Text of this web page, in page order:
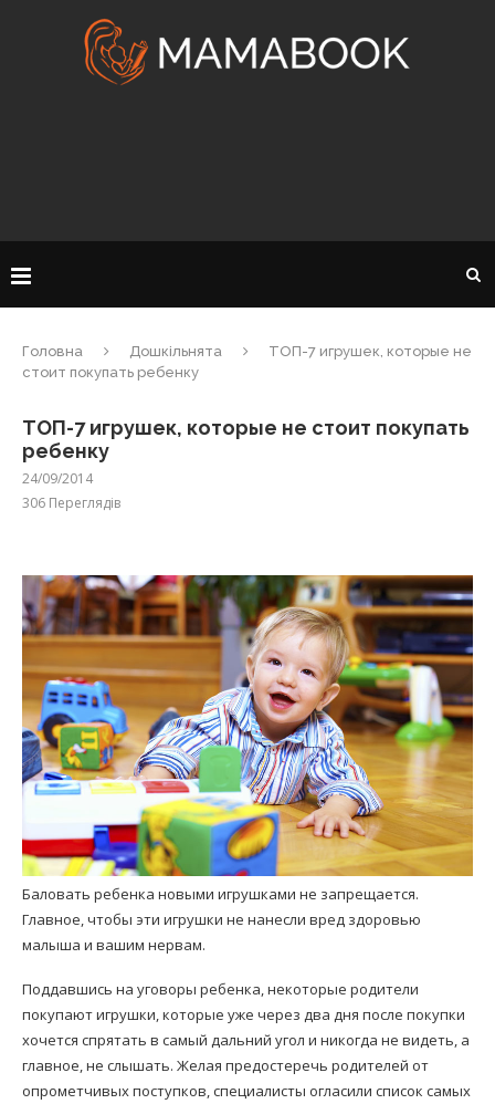
Головна Дошкільнята
ТОП-7 игрушек, которые не
стоит покупать ребенку
ТОП-7 игрушек, которые не стоит покупать
ребенку
24/09/2014
306 Переглядів
Баловать ребенка новыми игрушками не запрещается.
Главное, чтобы эти игрушки не нанесли вред здоровью
малыша и вашим нервам.
Поддавшись на уговоры ребенка, некоторые родители
покупают игрушки, которые уже через два дня после покупки
хочется спрятать в самый дальний угол и никогда не видеть, а
главное, не слышать. Желая предостеречь родителей от
опрометчивых поступков, специалисты огласили список самых